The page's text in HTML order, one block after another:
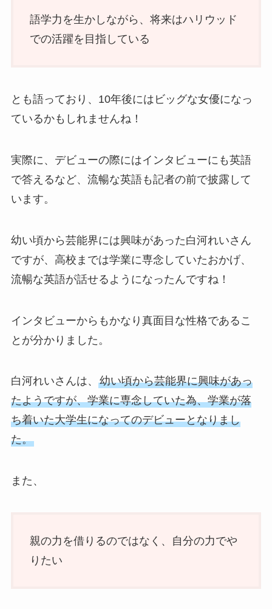
語学力を生かしながら、将来はハリウッド
での活躍を目指している
とも語っており、10年後にはビッグな女優になっ
ているかもしれませんね！
実際に、デビューの際にはインタビューにも英語
で答えるなど、流暢な英語も記者の前で披露して
います。
幼い頃から芸能界には興味があった白河れいさん
ですが、高校までは学業に専念していたおかげ、
流暢な英語が話せるようになったんですね！
インタビューからもかなり真面目な性格であるこ
とが分かりました。
白河れいさんは、 幼い頃から芸能界に興味があっ
たようですが、学業に専念していた為、学業が落
ち着いた大学生になってのデビューとなりまし
た。
また、
親の力を借りるのではなく、自分の力でや
りたい